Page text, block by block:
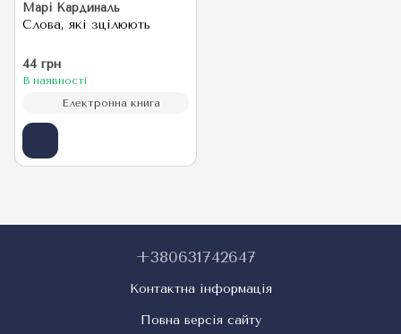
Марі Кардиналь
Слова, які зцілюють
44 грн
В наявності
Електронна книга
+380631742647
Контактна інформація
Повна версія сайту